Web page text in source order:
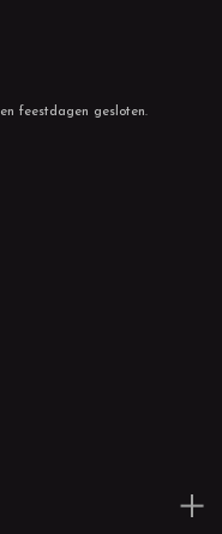
feestdagen gesloten.